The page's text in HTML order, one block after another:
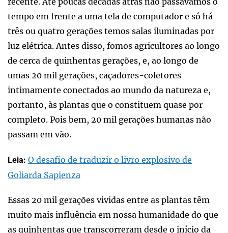
tempo em frente a uma tela de computador e só há
três ou quatro gerações temos salas iluminadas por
luz elétrica. Antes disso, fomos agricultores ao longo
de cerca de quinhentas gerações, e, ao longo de
umas 20 mil gerações, caçadores-coletores
intimamente conectados ao mundo da natureza e,
portanto, às plantas que o constituem quase por
completo. Pois bem, 20 mil gerações humanas não
passam em vão.
Leia: O desafio de traduzir o livro explosivo de
Goliarda Sapienza
Essas 20 mil gerações vividas entre as plantas têm
muito mais influência em nossa humanidade do que
as quinhentas que transcorreram desde o início da